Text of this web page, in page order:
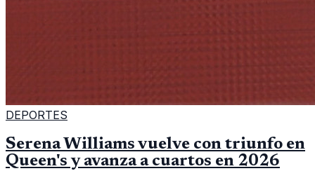
DEPORTES
Serena Williams vuelve con triunfo en
Queen's y avanza a cuartos en 2026